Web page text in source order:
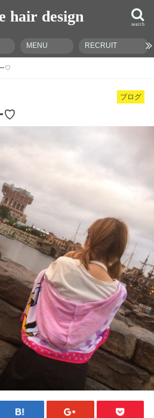
hair design search
MENU RECRUIT
♡
ブログ
♡